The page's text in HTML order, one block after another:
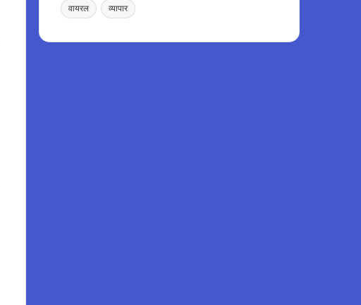
वायरल व्यापार